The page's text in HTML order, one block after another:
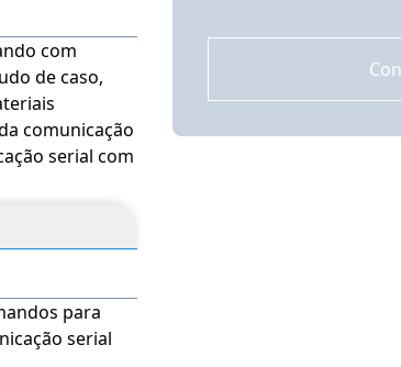
com
de caso,
serial com
para
serial